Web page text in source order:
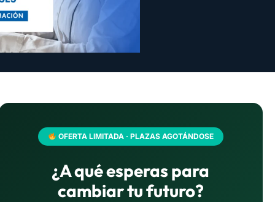
OFERTA LIMITADA · PLAZAS AGOTÁNDOSE
¿A qué esperas para
cambiar tu futuro?